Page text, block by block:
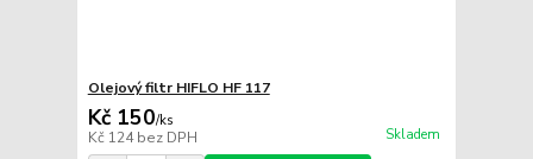
Olejový filtr HIFLO HF 117
Kč 150/ks
Kč 124bez DPH Skladem